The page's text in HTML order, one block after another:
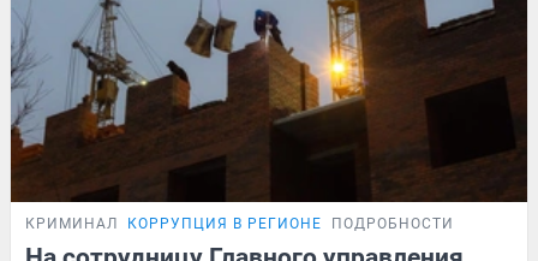
КРИМИНАЛ КОРРУПЦИЯ В РЕГИОНЕ ПОДРОБНОСТИ